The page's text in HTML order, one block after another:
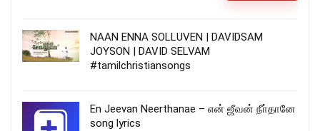
NAAN ENNA SOLLUVEN | DAVIDSAM
JOYSON | DAVID SELVAM
#tamilchristiansongs
En Jeevan Neerthanae – என் ஜீவன் நீா்தானே
song lyrics